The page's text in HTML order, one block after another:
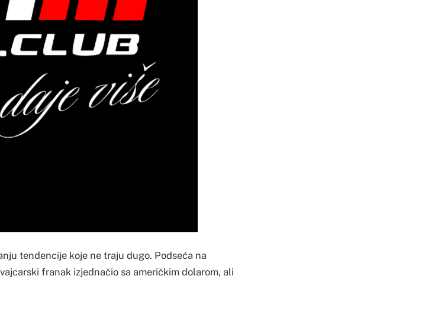
tendencije koje ne traju dugo. Podseća na
franak izjednačio sa američkim dolarom, ali